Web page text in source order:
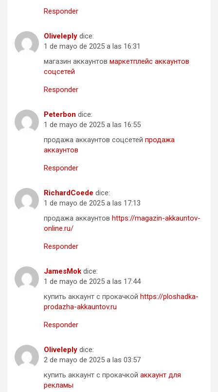
Responder
Oliveleply dice:
1 de mayo de 2025 a las 16:31
магазин аккаунтов маркетплейс аккаунтов
соцсетей
Responder
Peterbon dice:
1 de mayo de 2025 a las 16:55
продажа аккаунтов соцсетей продажа
аккаунтов
Responder
RichardCoede dice:
1 de mayo de 2025 a las 17:13
продажа аккаунтов https://magazin-akkauntov-
online.ru/
Responder
JamesMok dice:
1 de mayo de 2025 a las 17:44
купить аккаунт с прокачкой https://ploshadka-
prodazha-akkauntov.ru
Responder
Oliveleply dice:
2 de mayo de 2025 a las 03:57
купить аккаунт с прокачкой аккаунт для
рекламы